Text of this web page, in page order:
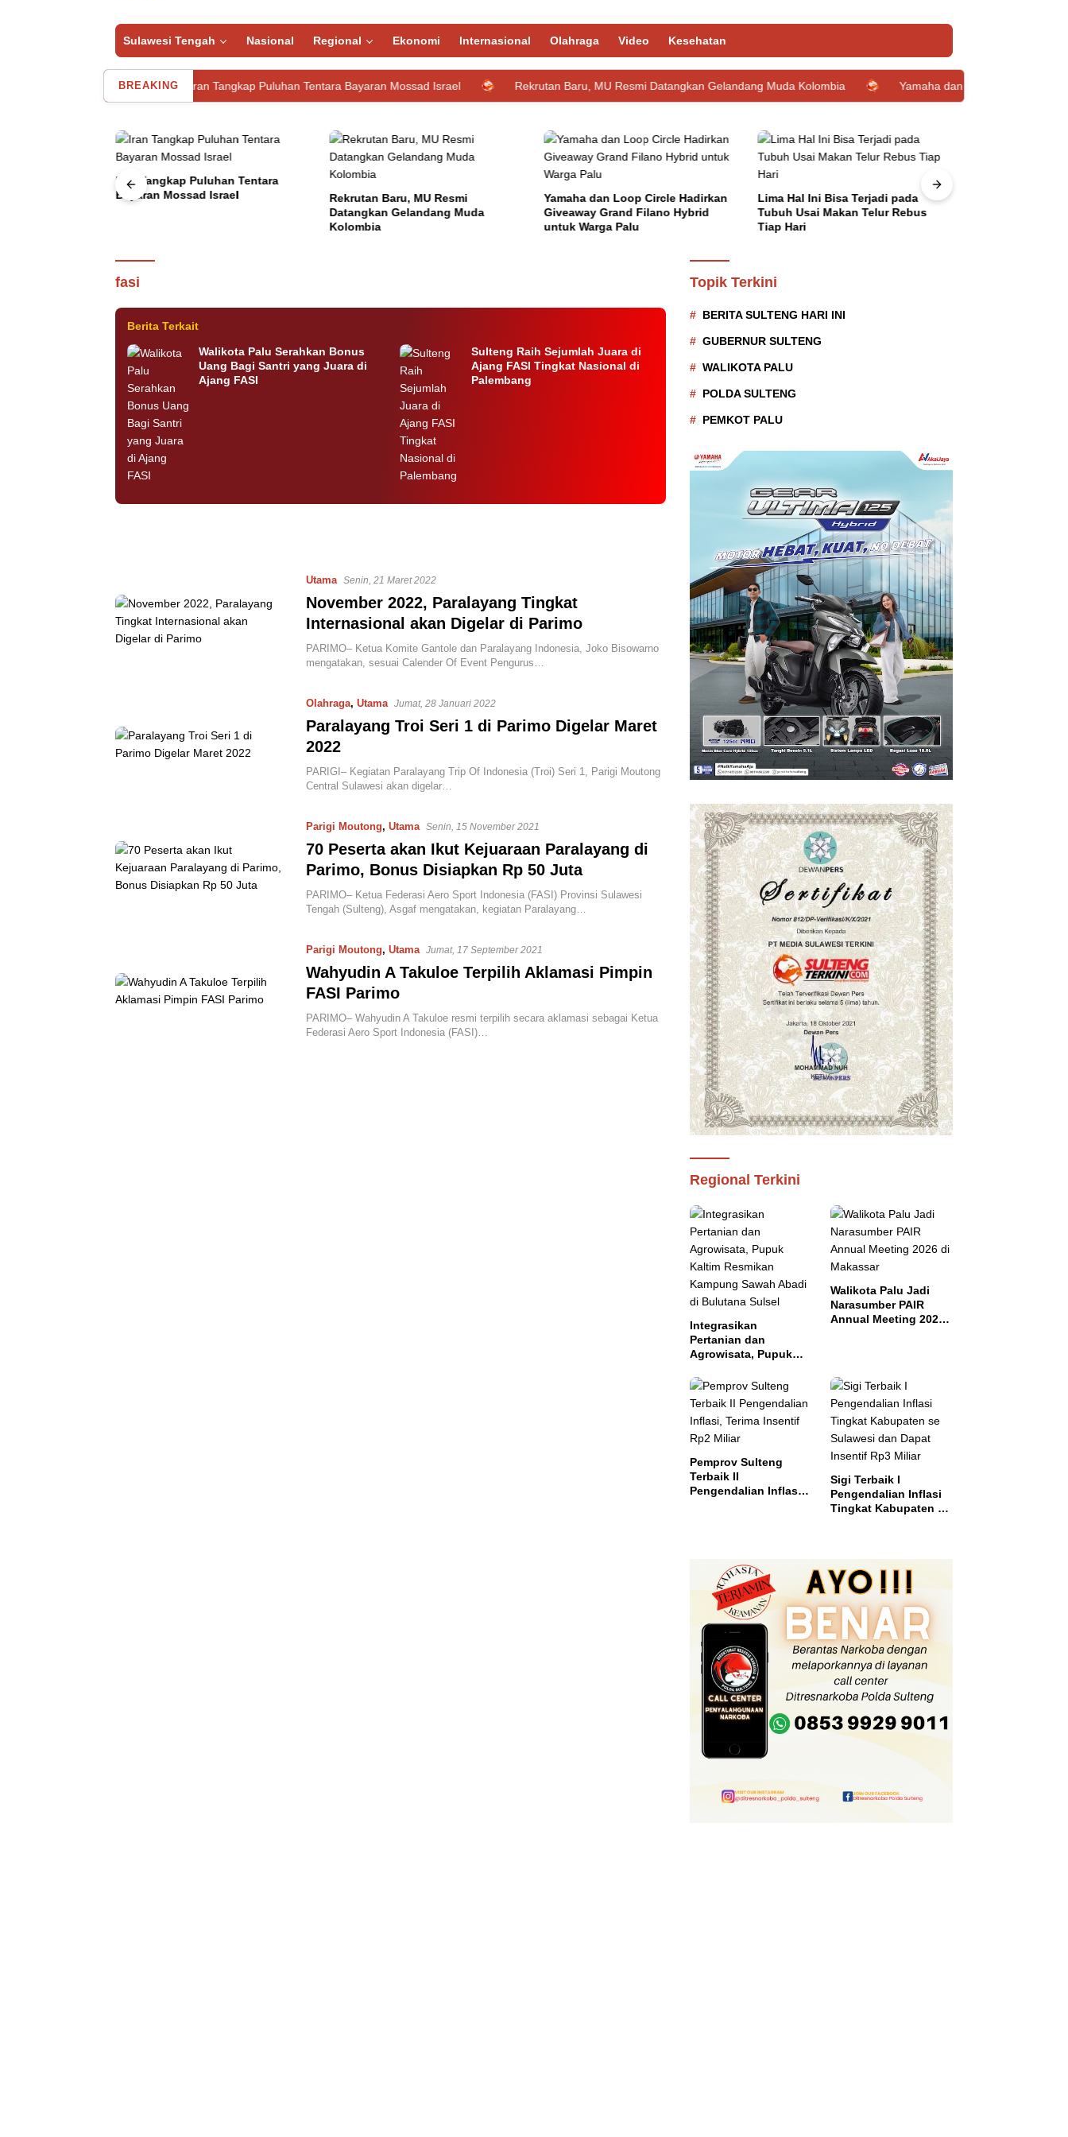
Sulawesi Tengah Nasional Regional Ekonomi Internasional Olahraga Video Kesehatan
BREAKING
Iran Tangkap Puluhan Tentara Bayaran Mossad Israel Rekrutan Baru, MU Resmi Datangkan Gelandang Muda Kolombia Yamaha dan Loop Circle Hadirkan Giveaway
Iran Tangkap Puluhan Tentara
Bayaran Mossad Israel
Rekrutan Baru, MU Resmi
Datangkan Gelandang Muda
Kolombia
Yamaha dan Loop Circle Hadirkan
Giveaway Grand Filano Hybrid
untuk Warga Palu
Lima Hal Ini Bisa Terjadi pada
Tubuh Usai Makan Telur Rebus
Tiap Hari
fasiParimo
Berita Terkait
Walikota Palu Serahkan Bonus
Uang Bagi Santri yang Juara di
Ajang FASI
Sulteng Raih Sejumlah Juara di
Ajang FASI Tingkat Nasional di
Palembang
Utama Senin, 21 Maret 2022
November 2022, Paralayang Tingkat
Internasional akan Digelar di Parimo
PARIMO– Ketua Komite Gantole dan Paralayang Indonesia, Joko Bisowarno
mengatakan, sesuai Calender Of Event Pengurus…
Olahraga, Utama Jumat, 28 Januari 2022
Paralayang Troi Seri 1 di Parimo Digelar Maret
2022
PARIGI– Kegiatan Paralayang Trip Of Indonesia (Troi) Seri 1, Parigi Moutong
Central Sulawesi akan digelar…
Parigi Moutong, Utama Senin, 15 November 2021
70 Peserta akan Ikut Kejuaraan Paralayang di
Parimo, Bonus Disiapkan Rp 50 Juta
PARIMO– Ketua Federasi Aero Sport Indonesia (FASI) Provinsi Sulawesi
Tengah (Sulteng), Asgaf mengatakan, kegiatan Paralayang…
Parigi Moutong, Utama Jumat, 17 September 2021
Wahyudin A Takuloe Terpilih Aklamasi Pimpin
FASI Parimo
PARIMO– Wahyudin A Takuloe resmi terpilih secara aklamasi sebagai Ketua
Federasi Aero Sport Indonesia (FASI)…
Topik Terkini
BERITA SULTENG HARI INI
GUBERNUR SULTENG
WALIKOTA PALU
POLDA SULTENG
PEMKOT PALU
Regional Terkini
Integrasikan
Pertanian dan
Agrowisata, Pupuk
Kampung Sawah
Abadi di Bulutana
Sulsel
Walikota Palu Jadi
Narasumber PAIR
Annual Meeting 2026
Pemprov Sulteng
Terbaik II
Pengendalian Inflasi,
Sigi Terbaik I
Pengendalian Inflasi
Tingkat Kabupaten se